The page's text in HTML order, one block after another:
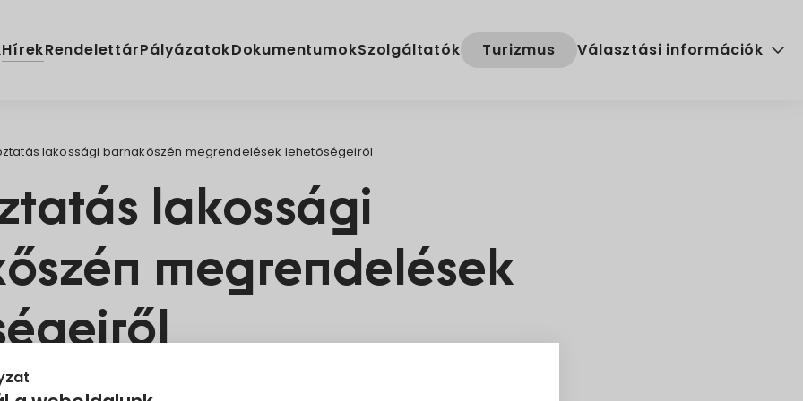
HírekRendelettárPályázatokDokumentumokSzolgáltatók Turizmus Választási információk
lakossági barnakőszén megrendelések lehetőségeiről
lakossági
megrendelések